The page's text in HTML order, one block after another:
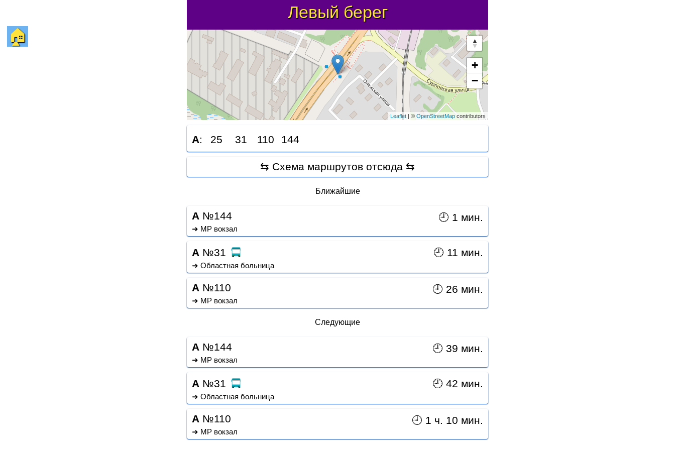
🏠
Левый берег
+
−
Leaflet | © OpenStreetMap contributors
A: 25 31 110 144
⇆ Схема маршрутов отсюда ⇆
Ближайшие
A №144 🕘 1 мин.
➜ МР вокзал
A №31 🕘 11 мин.
➜ Областная больница
A №110 🕘 26 мин.
➜ МР вокзал
Следующие
A №144 🕘 39 мин.
➜ МР вокзал
A №31 🕘 42 мин.
➜ Областная больница
A №110 🕘 1 ч. 10 мин.
➜ МР вокзал